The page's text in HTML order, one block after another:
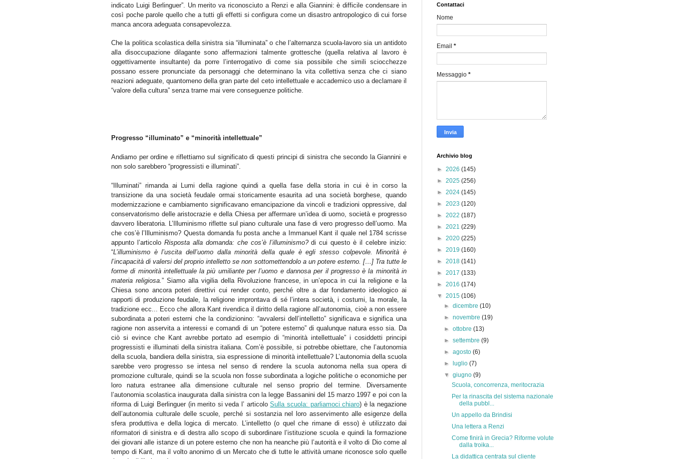
indicato Luigi Berlinguer”. Un merito va riconosciuto a Renzi e alla Giannini: è difficile condensare in
così poche parole quello che a tutti gli effetti si configura come un disastro antropologico di cui forse
manca ancora adeguata consapevolezza.
Che la politica scolastica della sinistra sia “illuminata” o che l’alternanza scuola-lavoro sia un antidoto
alla disoccupazione dilagante sono affermazioni talmente grottesche (quella relativa al lavoro è
oggettivamente insultante) da porre l’interrogativo di come sia possibile che simili sciocchezze
possano essere pronunciate da personaggi che determinano la vita collettiva senza che ci siano
reazioni adeguate, quantomeno della gran parte del ceto intellettuale e accademico uso a declamare il
“valore della cultura” senza trarne mai vere conseguenze politiche.
Progresso “illuminato” e “minorità intellettuale”
Andiamo per ordine e riflettiamo sul significato di questi principi di sinistra che secondo la Giannini e
non solo sarebbero “progressisti e illuminati”.
“Illuminati” rimanda ai Lumi della ragione quindi a quella fase della storia in cui è in corso la
transizione da una società feudale ormai storicamente esaurita ad una società borghese, quando
modernizzazione e cambiamento significavano emancipazione da vincoli e tradizioni oppressive, dal
conservatorismo delle aristocrazie e della Chiesa per affermare un’idea di uomo, società e progresso
davvero liberatoria. L’Illuminismo riflette sul piano culturale una fase di vero progresso dell’uomo. Ma
che cos’è l’Illuminismo? Questa domanda fu posta anche a Immanuel Kant il quale nel 1784 scrisse
appunto l’articolo Risposta alla domanda: che cos’è l’illuminismo?di cui questo è il celebre inizio:
“L’illuminismo è l’uscita dell’uomo dalla minorità della quale è egli stesso colpevole. Minorità è
l’incapacità di valersi del proprio intelletto se non sottomettendolo a un potere esterno. […] Tra tutte le
forme di minorità intellettuale la più umiliante per l’uomo e dannosa per il progresso è la minorità in
materia religiosa. ” Siamo alla vigilia della Rivoluzione francese, in un’epoca in cui la religione e la
Chiesa sono ancora poteri direttivi cui render conto, perché oltre a dar fondamento ideologico ai
rapporti di produzione feudale, la religione improntava di sé l’intera società, i costumi, la morale, la
tradizione ecc... Ecco che allora Kant rivendica il diritto della ragione all’autonomia, cioè a non essere
subordinata a poteri esterni che la condizionino: “avvalersi dell’intelletto” significava e significa una
ragione non asservita a interessi e comandi di un “potere esterno” di qualunque natura esso sia. Da
ciò si evince che Kant avrebbe portato ad esempio di “minorità intellettuale” i cosiddetti principi
progressisti e illuminati della sinistra italiana. Com’è possibile, si potrebbe obiettare, che l’autonomia
della scuola, bandiera della sinistra, sia espressione di minorità intellettuale? L’autonomia della scuola
sarebbe vero progresso se intesa nel senso di rendere la scuola autonoma nella sua opera di
promozione culturale, quindi se la scuola non fosse subordinata a logiche politiche o economiche per
loro natura estranee alla dimensione culturale nel senso proprio del termine. Diversamente
l’autonomia scolastica inaugurata dalla sinistra con la legge Bassanini del 15 marzo 1997 e poi con la
riforma di Luigi Berlinguer (in merito si veda l’ articoloSulla scuola: parliamoci chiaro) è la negazione
dell’autonomia culturale delle scuole, perché si sostanzia nel loro asservimento alle esigenze della
sfera produttiva e della logica di mercato. L’intelletto (o quel che rimane di esso) è utilizzato dai
riformatori di sinistra e di destra allo scopo di subordinare l’istituzione scuola e quindi la formazione
dei giovani alle istanze di un potere esterno che non ha neanche più l’autorità e il volto di Dio come al
tempo di Kant, ma il volto anonimo di un Mercato che di tutte le attività umane riconosce solo quelle
Contattaci
Nome
Email *
Messaggio *
Archivio blog
► 2026 (145)
► 2025 (256)
► 2024 (145)
► 2023 (120)
► 2022 (187)
► 2021 (229)
► 2020 (225)
► 2019 (160)
► 2018 (141)
► 2017 (133)
► 2016 (174)
▼ 2015 (106)
►dicembre(10)
►novembre(19)
►ottobre(13)
►settembre(9)
►agosto(6)
►
luglio(7)
▼giugno(9)
Scuola, concorrenza, meritocrazia
Per la rinascita del sistema nazionale
della pubbl...
Un appello da Brindisi
Una lettera a Renzi
Come finirà in Grecia? Riforme volute
dalla troika...
La didattica centrata sul cliente